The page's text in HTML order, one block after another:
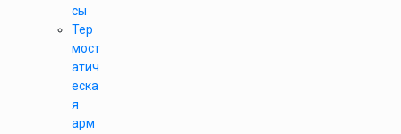
сы
Тер
мост
атич
еска
я
арм